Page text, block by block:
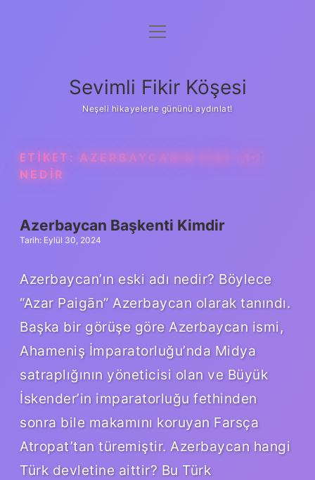
Anasayfa
Yasal Uyarı
menüyü
Sevimli Fikir Köşesi
Neşeli hikayelerle gününü aydınlat!
ETIKET: AZERBAYCANIN ESKI ADI
NEDIR
Azerbaycan Başkenti Kimdir
Tarih: Eylül 30, 2024
Azerbaycan’ın eski adı nedir? Böylece
“Azar Paigān” Azerbaycan olarak tanındı.
Başka bir görüşe göre Azerbaycan ismi,
Ahameniş İmparatorluğu’nda Midya
satraplığının yöneticisi olan ve Büyük
İskender’in imparatorluğu fethinden
sonra bile makamını koruyan Farsça
Atropat’tan türemiştir. Azerbaycan hangi
Türk devletine aittir? Bu Türk